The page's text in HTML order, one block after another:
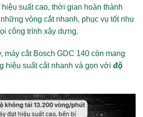
hiệu suất cao, thời gian hoàn thành
vòng cắt nhanh, phục vụ tốt nhu
công trình xây dựng.
máy cắt Bosch GDC 140 còn mang
hiệu suất cắt nhanh và gọn với độ